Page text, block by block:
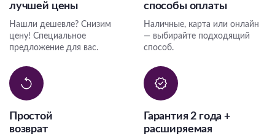
лучшей цены
Нашли дешевле? Снизим
цену! Специальное
предложение для вас.
способы оплаты
Наличные, карта или онлайн
— выбирайте подходящий
способ.
Простой
возврат
Гарантия 2 года +
расширяемая